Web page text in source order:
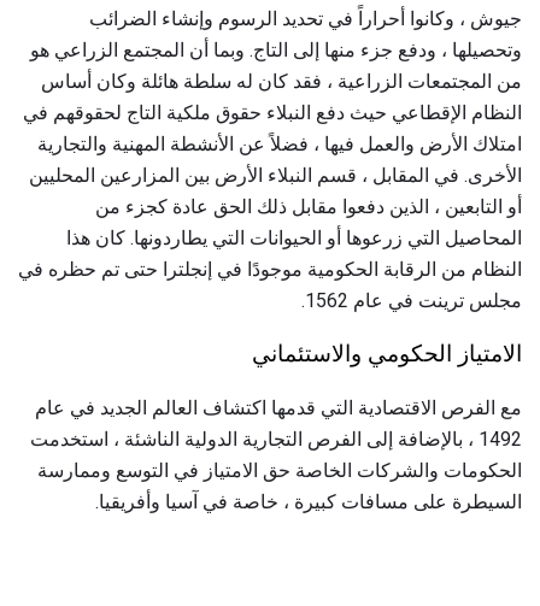
جيوش ، وكانوا أحراراً في تحديد الرسوم وإنشاء الضرائب
وتحصيلها ، ودفع جزء منها إلى التاج. وبما أن المجتمع الزراعي هو
من المجتمعات الزراعية ، فقد كان له سلطة هائلة وكان أساس
النظام الإقطاعي حيث دفع النبلاء حقوق ملكية التاج لحقوقهم في
امتلاك الأرض والعمل فيها ، فضلاً عن الأنشطة المهنية والتجارية
الأخرى. في المقابل ، قسم النبلاء الأرض بين المزارعين المحليين
أو التابعين ، الذين دفعوا مقابل ذلك الحق عادة كجزء من
المحاصيل التي زرعوها أو الحيوانات التي يطاردونها. كان هذا
النظام من الرقابة الحكومية موجودًا في إنجلترا حتى تم حظره في
مجلس ترينت في عام 1562.
الامتياز الحكومي والاستئماني
مع الفرص الاقتصادية التي قدمها اكتشاف العالم الجديد في عام
1492 ، بالإضافة إلى الفرص التجارية الدولية الناشئة ، استخدمت
الحكومات والشركات الخاصة حق الامتياز في التوسع وممارسة
السيطرة على مسافات كبيرة ، خاصة في آسيا وأفريقيا.